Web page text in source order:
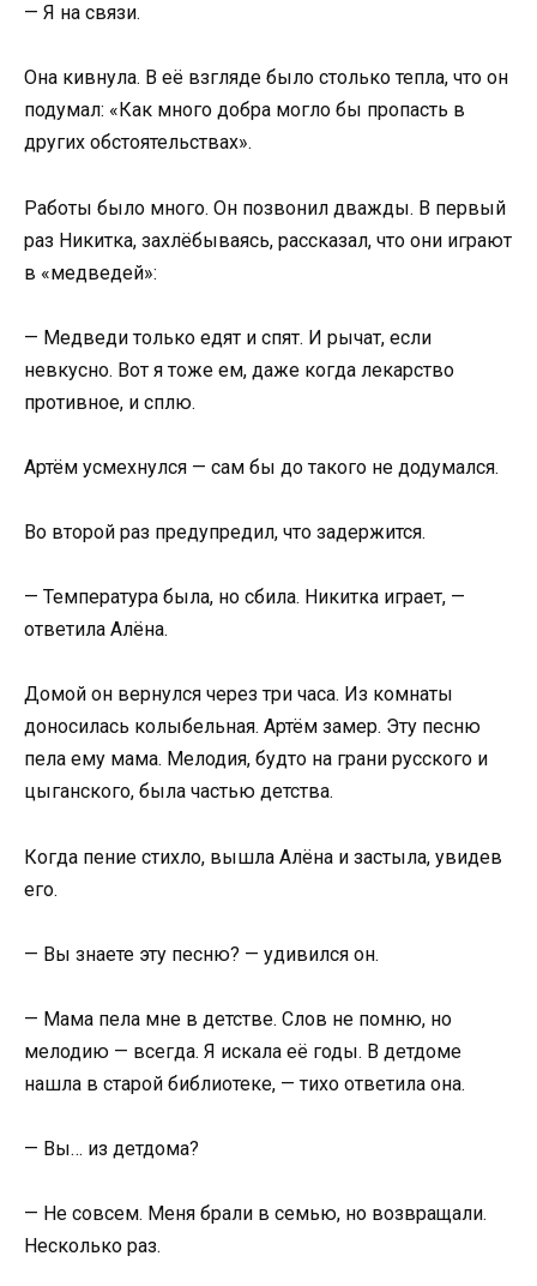
— Я на связи.
Она кивнула. В её взгляде было столько тепла, что он
подумал: «Как много добра могло бы пропасть в
других обстоятельствах».
Работы было много. Он позвонил дважды. В первый
раз Никитка, захлёбываясь, рассказал, что они играют
в «медведей»:
— Медведи только едят и спят. И рычат, если
невкусно. Вот я тоже ем, даже когда лекарство
противное, и сплю.
Артём усмехнулся — сам бы до такого не додумался.
Во второй раз предупредил, что задержится.
— Температура была, но сбила. Никитка играет, —
ответила Алёна.
Домой он вернулся через три часа. Из комнаты
доносилась колыбельная. Артём замер. Эту песню
пела ему мама. Мелодия, будто на грани русского и
цыганского, была частью детства.
Когда пение стихло, вышла Алёна и застыла, увидев
его.
— Вы знаете эту песню? — удивился он.
— Мама пела мне в детстве. Слов не помню, но
мелодию — всегда. Я искала её годы. В детдоме
нашла в старой библиотеке, — тихо ответила она.
— Вы… из детдома?
— Не совсем. Меня брали в семью, но возвращали.
Несколько раз.